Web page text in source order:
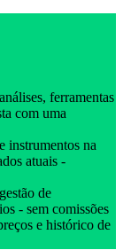
ferramentas
com uma
instrumentos na
atuais -
de
- sem comissões
e histórico de